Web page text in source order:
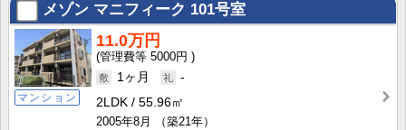
メゾン マニフィーク 101号室
マンション
11.0万円
5000円
1ヶ月
-
2LDK
55.96㎡
2005年8月
（築21年）